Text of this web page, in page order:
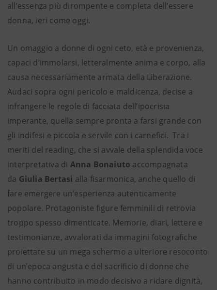
all’essenza più dirompente e completa dell’essere
donna, ieri come oggi.
Un omaggio a donne di ogni ceto, età e provenienza,
capaci d’immolarsi, letteralmente anima e corpo, alla
causa necessariamente armata della Liberazione.
Audaci sopra ogni pericolo e maldicenza, decise a
infrangere le regole di facciata dell’ipocrisia
imperante, quella sempre pronta a farsi grande con
gli indifesi e piccola e servile con i carnefici. Tra i
meriti del reading, che si avvale della splendida voce
interpretativa di Anna Bonaiuto accompagnata
da Giulia Bertasi alla fisarmonica, anche quello di
fare emergere un’esperienza autenticamente
popolare. Protagoniste figure femminili di retrovia
troppo spesso dimenticate. Memorie, diari, lettere e
testimonianze, avvalorati da immagini fotografiche
proiettate su un mega schermo a ulteriore resoconto
di un’epoca angusta e del sacrificio di donne che
hanno contribuito in modo decisivo a ridare dignità,